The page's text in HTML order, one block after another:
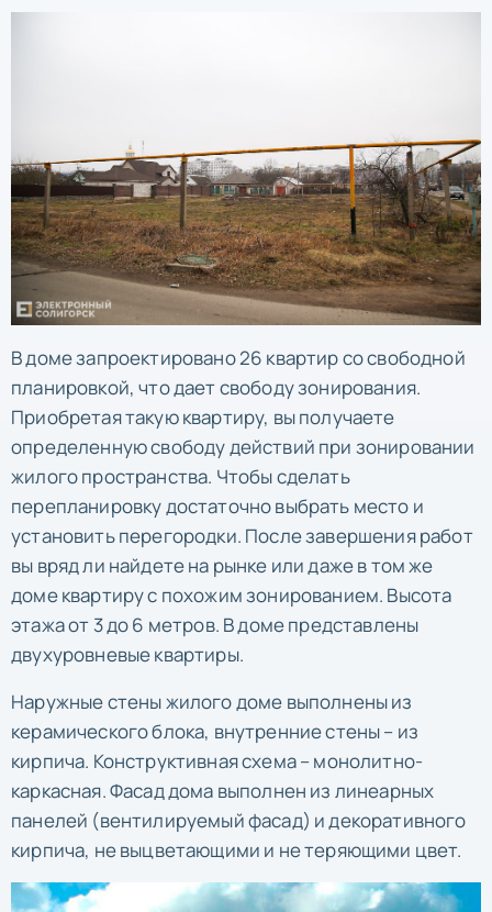
В доме запроектировано 26 квартир со свободной
планировкой, что дает свободу зонирования.
Приобретая такую квартиру, вы получаете
определенную свободу действий при зонировании
жилого пространства. Чтобы сделать
перепланировку достаточно выбрать место и
установить перегородки. После завершения работ
вы вряд ли найдете на рынке или даже в том же
доме квартиру с похожим зонированием. Высота
этажа от 3 до 6 метров. В доме представлены
двухуровневые квартиры.
Наружные стены жилого доме выполнены из
керамического блока, внутренние стены – из
кирпича. Конструктивная схема – монолитно-
каркасная. Фасад дома выполнен из линеарных
панелей (вентилируемый фасад) и декоративного
кирпича, не выцветающими и не теряющими цвет.